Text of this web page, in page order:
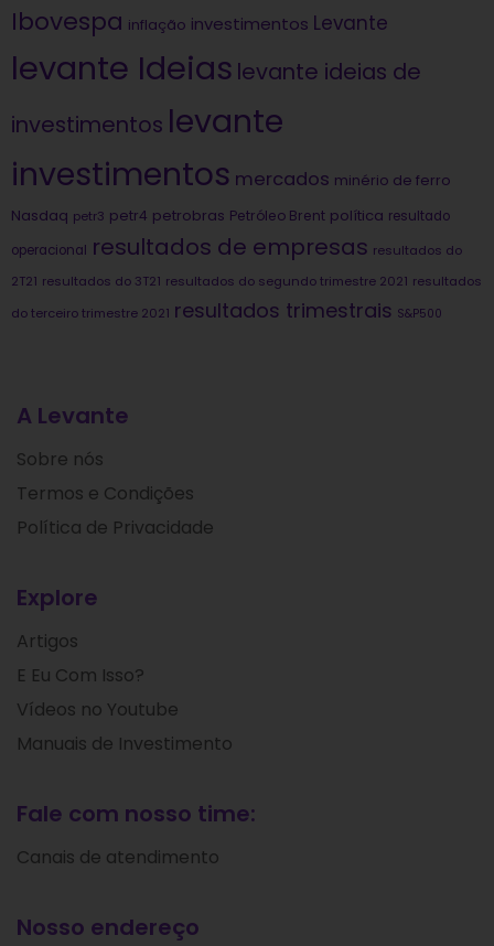
Ibovespa inflação investimentos Levante
levante Ideias levante ideias de
investimentos levante
investimentos mercados minério de ferro
Nasdaq petr3 petr4 petrobras Petróleo Brent política resultado
operacional resultados de empresas resultados do
2T21 resultados do 3T21 resultados do segundo trimestre 2021 resultados
do terceiro trimestre 2021 resultados trimestrais S&P500
A Levante
Sobre nós
Termos e Condições
Política de Privacidade
Explore
Artigos
E Eu Com Isso?
Vídeos no Youtube
Manuais de Investimento
Fale com nosso time:
Canais de atendimento
Nosso endereço